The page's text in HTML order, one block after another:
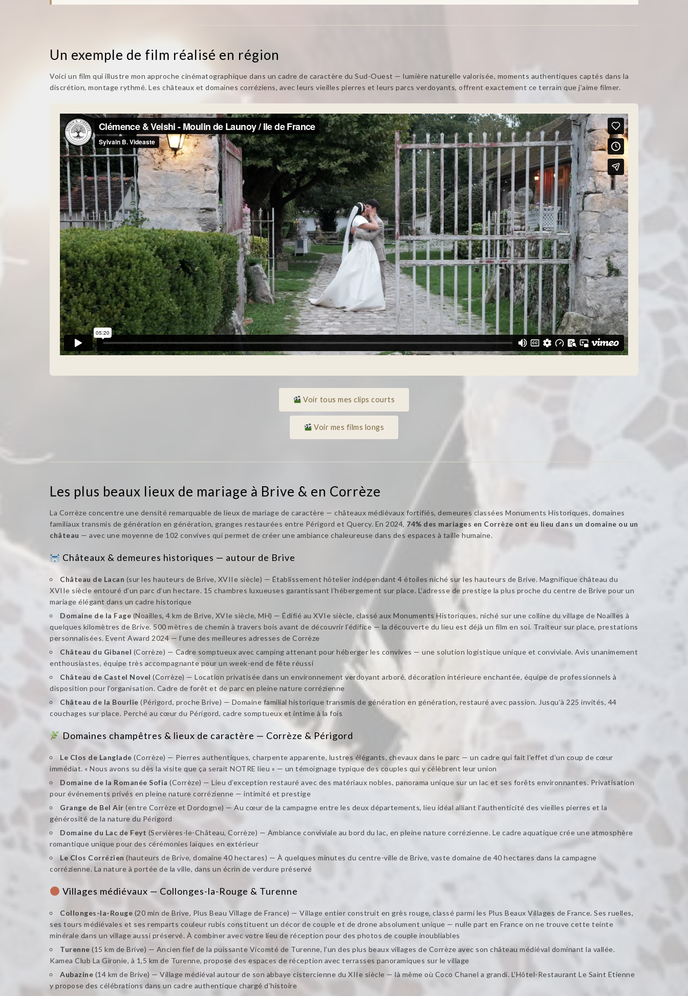
Un exemple de film réalisé en région
Voici un film qui illustre mon approche cinématographique dans un cadre de caractère du Sud-Ouest — lumière naturelle valorisée, moments authentiques captés dans la
discrétion, montage rythmé. Les châteaux et domaines corréziens, avec leurs vieilles pierres et leurs parcs verdoyants, offrent exactement ce terrain que j’aime filmer.
Voir tous mes clips courts
Voir mes films longs
Les plus beaux lieux de mariage à Brive & en Corrèze
La Corrèze concentre une densité remarquable de lieux de mariage de caractère — châteaux médiévaux fortifiés, demeures classées Monuments Historiques, domaines
familiaux transmis de génération en génération, granges restaurées entre Périgord et Quercy. En 2024, 74% des mariages en Corrèze ont eu lieu dans un domaine ou un
château — avec une moyenne de 102 convives qui permet de créer une ambiance chaleureuse dans des espaces à taille humaine.
Châteaux & demeures historiques — autour de Brive
Château de Lacan (sur les hauteurs de Brive, XVIIe siècle) — Établissement hôtelier indépendant 4 étoiles niché sur les hauteurs de Brive. Magnifique château du
XVIIe siècle entouré d’un parc d’un hectare. 15 chambres luxueuses garantissant l’hébergement sur place. L’adresse de prestige la plus proche du centre de Brive pour un
mariage élégant dans un cadre historique
Domaine de la Fage (Noailles, 4 km de Brive, XVIe siècle, MH) — Édifié au XVIe siècle, classé aux Monuments Historiques, niché sur une colline du village de Noailles à
quelques kilomètres de Brive. 500 mètres de chemin à travers bois avant de découvrir l’édifice — la découverte du lieu est déjà un film en soi. Traiteur sur place, prestations
personnalisées. Event Award 2024 — l’une des meilleures adresses de Corrèze
Château du Gibanel (Corrèze) — Cadre somptueux avec camping attenant pour héberger les convives — une solution logistique unique et conviviale. Avis unanimement
enthousiastes, équipe très accompagnante pour un week-end de fête réussi
Château de Castel Novel (Corrèze) — Location privatisée dans un environnement verdoyant arboré, décoration intérieure enchantée, équipe de professionnels à
disposition pour l’organisation. Cadre de forêt et de parc en pleine nature corrézienne
Château de la Bourlie (Périgord, proche Brive) — Domaine familial historique transmis de génération en génération, restauré avec passion. Jusqu’à 225 invités, 44
couchages sur place. Perché au cœur du Périgord, cadre somptueux et intime à la fois
Domaines champêtres & lieux de caractère — Corrèze & Périgord
Le Clos de Langlade (Corrèze) — Pierres authentiques, charpente apparente, lustres élégants, chevaux dans le parc — un cadre qui fait l’effet d’un coup de cœur
immédiat. « Nous avons su dès la visite que ça serait NOTRE lieu » — un témoignage typique des couples qui y célèbrent leur union
Domaine de la Romanée Sofia (Corrèze) — Lieu d’exception restauré avec des matériaux nobles, panorama unique sur un lac et ses forêts environnantes. Privatisation
pour événements privés en pleine nature corrézienne — intimité et prestige
Grange de Bel Air (entre Corrèze et Dordogne) — Au cœur de la campagne entre les deux départements, lieu idéal alliant l’authenticité des vieilles pierres et la
générosité de la nature du Périgord
Domaine du Lac de Feyt (Servières-le-Château, Corrèze) — Ambiance conviviale au bord du lac, en pleine nature corrézienne. Le cadre aquatique crée une atmosphère
romantique unique pour des cérémonies laïques en extérieur
Le Clos Corrézien (hauteurs de Brive, domaine 40 hectares) — À quelques minutes du centre-ville de Brive, vaste domaine de 40 hectares dans la campagne
corrézienne. La nature à portée de la ville, dans un écrin de verdure préservé
Villages médiévaux — Collonges-la-Rouge & Turenne
Collonges-la-Rouge (20 min de Brive, Plus Beau Village de France) — Village entier construit en grès rouge, classé parmi les Plus Beaux Villages de France. Ses ruelles,
ses tours médiévales et ses remparts couleur rubis constituent un décor de couple et de drone absolument unique — nulle part en France on ne trouve cette teinte
minérale dans un village aussi préservé. À combiner avec votre lieu de réception pour des photos de couple inoubliables
Turenne (15 km de Brive) — Ancien fief de la puissante Vicomté de Turenne, l’un des plus beaux villages de Corrèze avec son château médiéval dominant la vallée.
Kamea Club La Gironie, à 1,5 km de Turenne, propose des espaces de réception avec terrasses panoramiques sur le village
Aubazine (14 km de Brive) — Village médiéval autour de son abbaye cistercienne du XIIe siècle — là même où Coco Chanel a grandi. L’Hôtel-Restaurant Le Saint Etienne
y propose des célébrations dans un cadre authentique chargé d’histoire